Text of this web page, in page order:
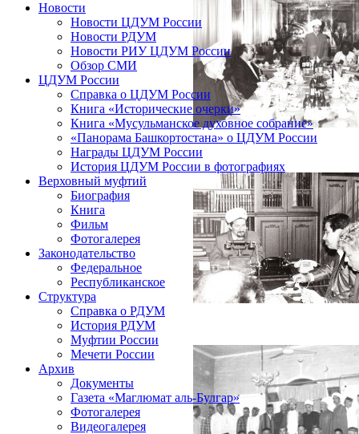
Новости
Новости ЦДУМ России
Новости РДУМ
Новости РИУ ЦДУМ России
Обзор СМИ
ЦДУМ России
Справка о ЦДУМ России
Книга «Исторические очерки»
Книга «Мусульманское духовное собрание»
«Панорама Башкортостана» о ЦДУМ России
Награды ЦДУМ России
История ЦДУМ России в фотографиях
Верховный муфтий
Биография
Книга
Фильм
Фотогалерея
Законодательство
Федеральное
Республиканское
Структура
Справка о РДУМ
История РДУМ
Муфтии России
Мечети России
Архив
Документы
Газета «Маглюмат аль-Булгар»
Фотогалерея
Видеогалерея